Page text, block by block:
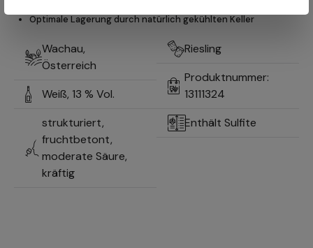
Optimale Lagerung durch natürlich gekühlten Keller
Wachau,
Österreich
Weiß, 13 % Vol.
strukturiert,
fruchtbetont,
moderate Säure,
kräftig
Riesling
Produktnummer:
13111324
Enthält Sulfite